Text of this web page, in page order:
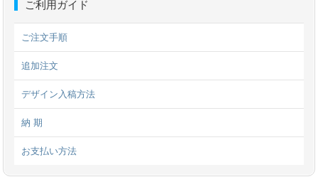
ご利用ガイド
ご注文手順
追加注文
デザイン入稿方法
納 期
お支払い方法